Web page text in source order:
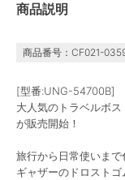
商品説明
商品番号：CF021-
[型番:UNG-54700B]
大人気のトラベルボ
が販売開始！
旅行から日常使いま
ギャザーのドロスト